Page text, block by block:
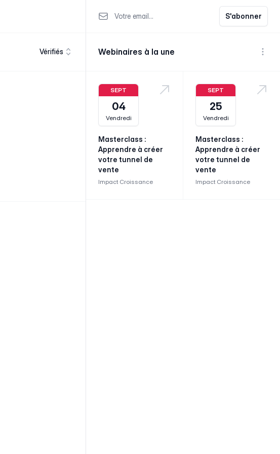
Vérifiés
Votre email S'abonner
Webinaires à la une
Voir
SEPT
04
Vendredi
Masterclass :
Apprendre à créer
votre tunnel de
vente
Impact Croissance
SEPT
25
Vendredi
Masterclass :
Apprendre à créer
votre tunnel de
vente
Impact Croissance